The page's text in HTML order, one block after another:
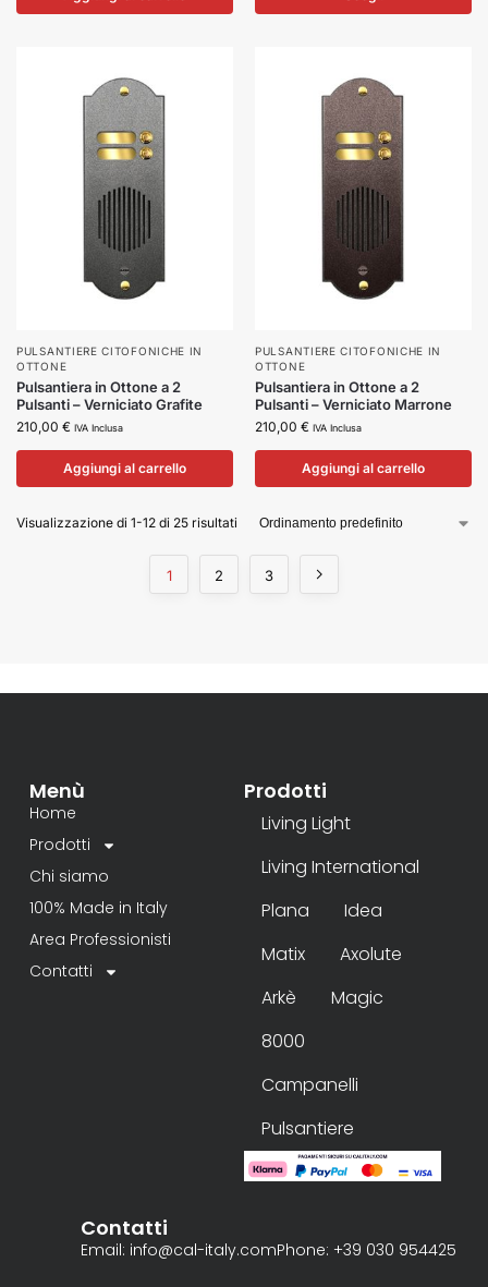
PULSANTIERE CITOFONICHE IN
OTTONE
Pulsantiera in Ottone a 2
Pulsanti – Verniciato Grafite
210,00 € IVA Inclusa
Aggiungi al carrello
PULSANTIERE CITOFONICHE IN
OTTONE
Pulsantiera in Ottone a 2
Pulsanti – Verniciato Marrone
210,00 € IVA Inclusa
Aggiungi al carrello
Visualizzazione di 1-12 di 25 risultati
1 2 3
Menù
Home
Prodotti
Chi siamo
100% Made in Italy
Area Professionisti
Contatti
Prodotti
Living Light
Living International
Plana
Idea
Matix
Axolute
Arkè
Magic
8000
Campanelli
Pulsantiere
Contatti
Email: info@cal-italy.comPhone: +39 030 954425